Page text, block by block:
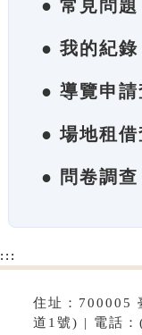
● 常見問題
● 我的紀錄
● 導覽申請
● 場地租借
● 問卷調查
:::
住址：700005
道1號) | 電話